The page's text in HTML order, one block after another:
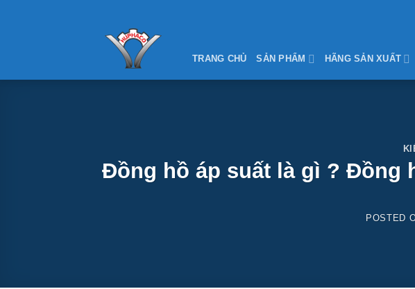
TRANG CHỦ SẢN PHẨM HÃNG SẢN XUẤT
Đồng hồ áp suất là gì ? Đồng
POSTED